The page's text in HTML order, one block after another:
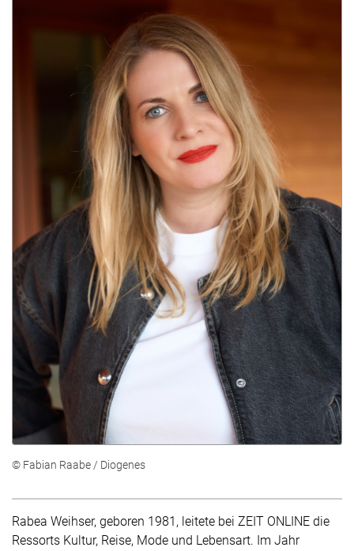
Rabea Weihser, geboren 1981, leitete bei ZEIT ONLINE die
Ressorts Kultur, Reise, Mode und Lebensart. Im Jahr
© Fabian Raabe / Diogenes